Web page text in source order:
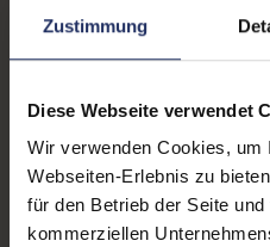
Zustimmung
Diese Webseite verwendet
Wir verwenden Cookies, um
Webseiten-Erlebnis zu
für den Betrieb der Seite
kommerziellen
Webcam:
Fingerprintreader:
Tastaturbeleuchtung:
Betriebssystem: